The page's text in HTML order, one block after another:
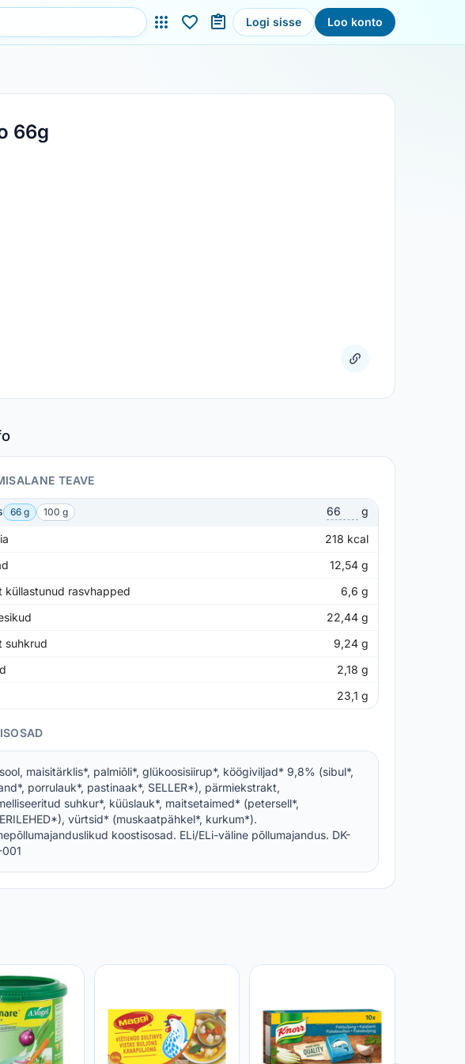
Logi sisse Loo konto
66g
TEAVE
66 g 100 g g
218 kcal
12,54 g
küllastunud rasvhapped
6,6 g
22,44 g
suhkrud
9,24 g
2,18 g
23,1 g
maisitärklis*, palmiõli*, glükoosisiirup*, köögiviljad* 9,8% (sibul*,
porrulauk*, pastinaak*, SELLER*), pärmiekstrakt,
suhkur*, küüslauk*, maitsetaimed* (petersell*,
vürtsid* (muskaatpähkel*, kurkum*).
koostisosad. ELi/ELi-väline põllumajandus. DK-